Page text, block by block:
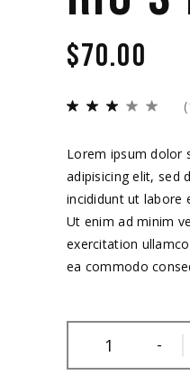
$70.00
(
Lorem ipsum dolor
adipisicing elit, sed
incididunt ut labore
Ut enim ad minim
exercitation
ea commodo
-